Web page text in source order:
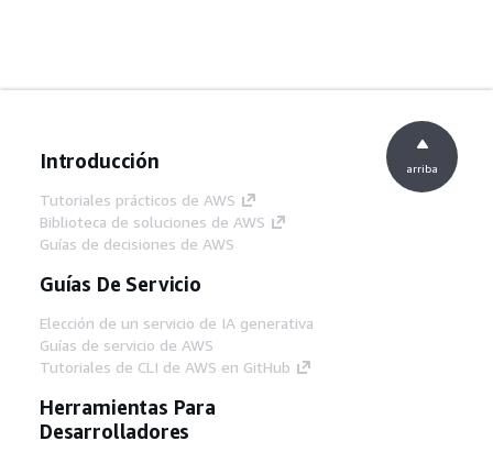
Introducción
Tutoriales prácticos de AWS
Biblioteca de soluciones de AWS
Guías de decisiones de AWS
Guías De Servicio
Elección de un servicio de IA generativa
Guías de servicio de AWS
Tutoriales de CLI de AWS en GitHub
Herramientas Para
Desarrolladores
arriba